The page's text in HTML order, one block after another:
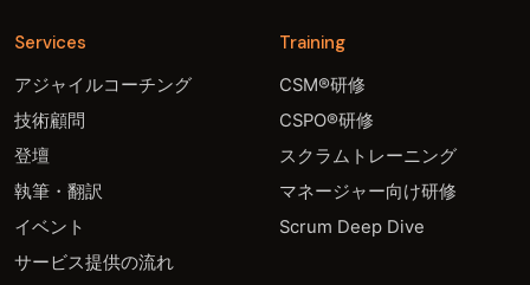
Services
アジャイルコーチング
技術顧問
登壇
執筆・翻訳
イベント
サービス提供の流れ
Training
CSM®研修
CSPO®研修
スクラムトレーニング
マネージャー向け研修
Scrum Deep Dive